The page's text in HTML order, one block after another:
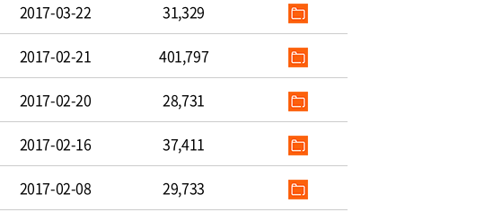
2017-03-22 31,329
2017-02-21 401,797
2017-02-20 28,731
2017-02-16 37,411
2017-02-08 29,733